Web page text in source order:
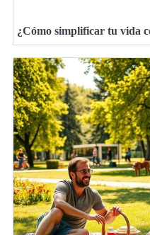
¿Cómo simplificar tu vida